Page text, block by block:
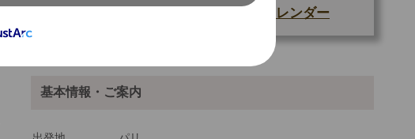
空席カレンダー
基本情報・ご案内